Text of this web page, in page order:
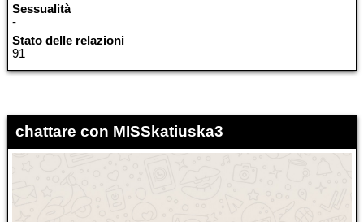
Sessualità
-
Stato delle relazioni
91
chattare con MISSkatiuska3